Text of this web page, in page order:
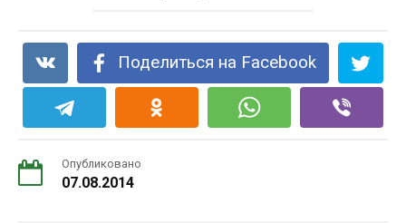
Поделиться на Facebook
Опубликовано
07.08.2014